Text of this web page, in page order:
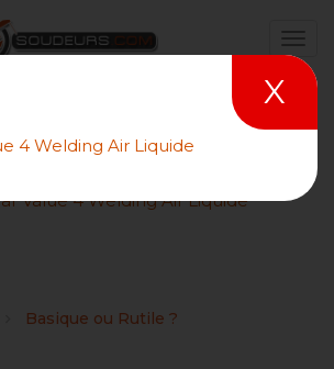
Basique ou Rutile ?
X